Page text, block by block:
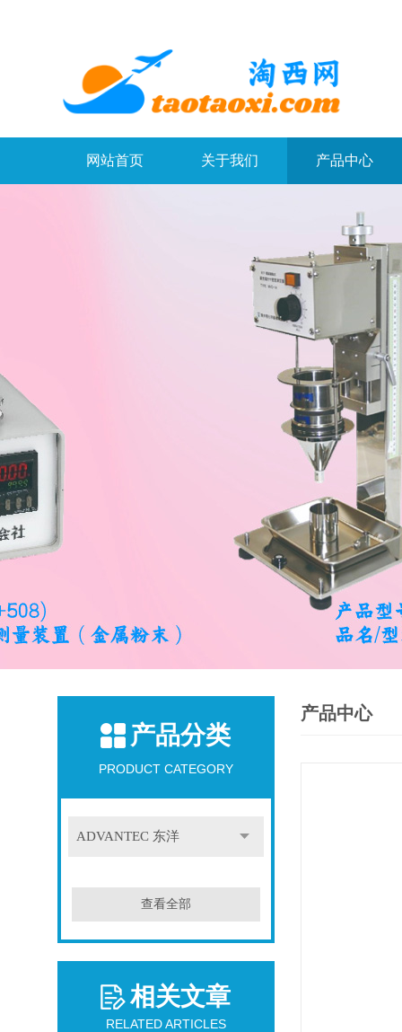
网站首页 关于我们 产品中心
产品分类
PRODUCT CATEGORY
ADVANTEC 东洋
查看全部
相关文章
RELATED ARTICLES
产品中心